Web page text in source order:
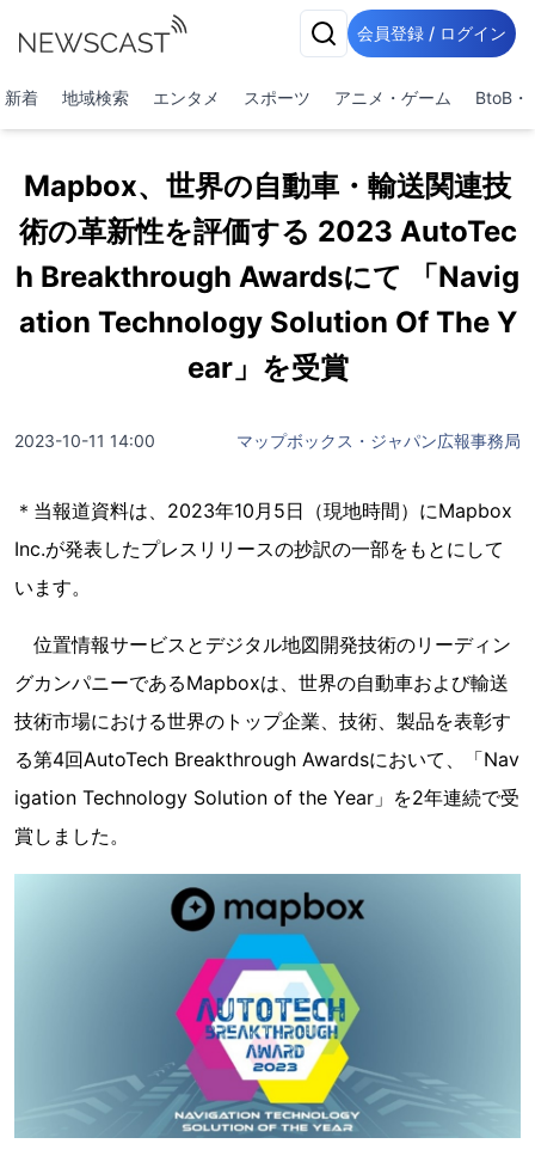
会員登録 / ログイン
新着 地域検索 エンタメ スポーツ アニメ・ゲーム BtoB・
Mapbox、世界の自動車・輸送関連技
術の革新性を評価する 2023 AutoTec
h Breakthrough Awardsにて 「Navig
ation Technology Solution Of The Y
ear」を受賞
2023-10-11 14:00 マップボックス・ジャパン広報事務局
＊当報道資料は、2023年10月5日（現地時間）にMapbox
Inc.が発表したプレスリリースの抄訳の一部をもとにして
います。
位置情報サービスとデジタル地図開発技術のリーディン
グカンパニーであるMapboxは、世界の自動車および輸送
技術市場における世界のトップ企業、技術、製品を表彰す
る第4回AutoTech Breakthrough Awardsにおいて、「Nav
igation Technology Solution of the Year」を2年連続で受
賞しました。